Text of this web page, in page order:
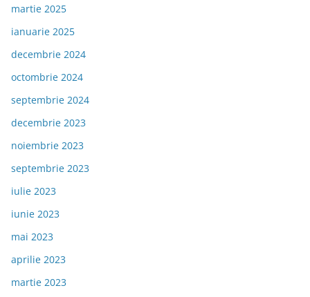
martie 2025
ianuarie 2025
decembrie 2024
octombrie 2024
septembrie 2024
decembrie 2023
noiembrie 2023
septembrie 2023
iulie 2023
iunie 2023
mai 2023
aprilie 2023
martie 2023